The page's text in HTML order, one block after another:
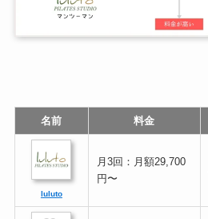
名前 料金
luluto
月3回：月額29,700
円〜